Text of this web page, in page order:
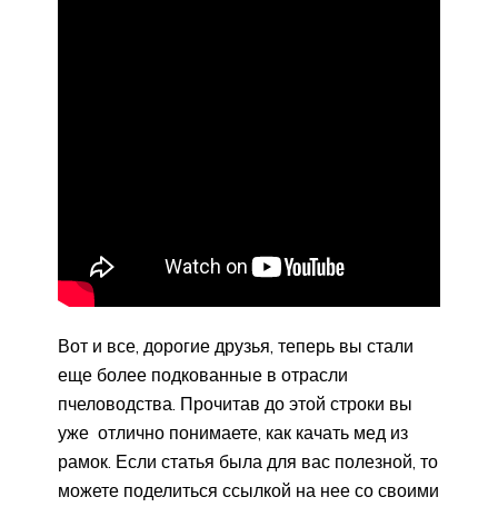
Вот и все, дорогие друзья, теперь вы стали
еще более подкованные в отрасли
пчеловодства. Прочитав до этой строки вы
уже отлично понимаете, как качать мед из
рамок. Если статья была для вас полезной, то
можете поделиться ссылкой на нее со своими